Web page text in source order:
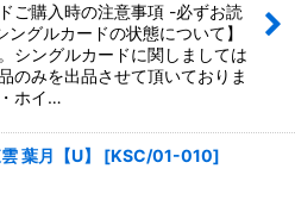
ご購入時の注意事項 -必ずお読
グルカードの状態について】
シングルカードに関しましては
のみを出品させて頂いておりま
ホイ…
葉月【U】 [KSC/01-010]